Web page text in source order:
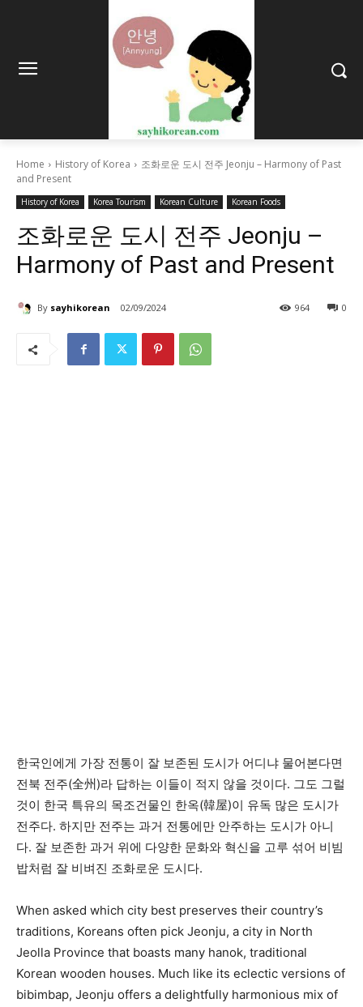
Home History of Korea
조화로운 도시 전주 Jeonju – Harmony of Past
and Present
History of Korea Korea Tourism Korean Culture Korean Foods
조화로운 도시 전주 Jeonju –
Harmony of Past and Present
By sayhikorean 02/09/2024 0
964
한국인에게 가장 전통이 잘 보존된 도시가 어디냐 물어본다면
전북 전주(全州)라 답하는 이들이 적지 않을 것이다. 그도 그럴
것이 한국 특유의 목조건물인 한옥(韓屋)이 유독 많은 도시가
전주다. 하지만 전주는 과거 전통에만 안주하는 도시가 아니
다. 잘 보존한 과거 위에 다양한 문화와 혁신을 고루 섞어 비빔
밥처럼 잘 비벼진 조화로운 도시다.
When asked which city best preserves their country’s
traditions, Koreans often pick Jeonju, a city in North
Jeolla Province that boasts many hanok, traditional
Korean wooden houses. Much like its eclectic versions of
bibimbap, Jeonju offers a delightfully harmonious mix of